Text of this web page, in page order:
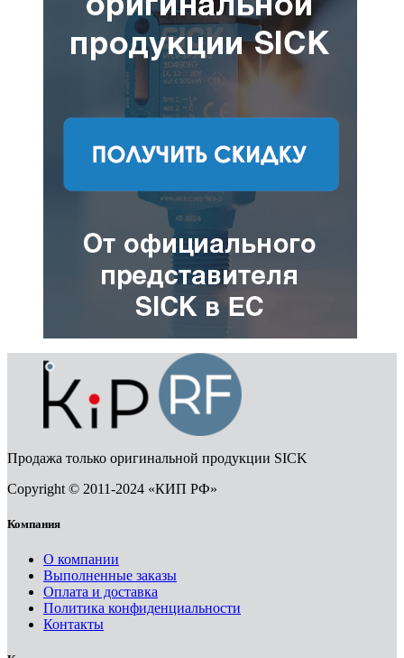
Продажа только оригинальной продукции SICK
Copyright © 2011-2024 «КИП РФ»
Компания
О компании
Выполненные заказы
Оплата и доставка
Политика конфиденциальности
Контакты